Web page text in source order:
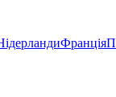
Франція